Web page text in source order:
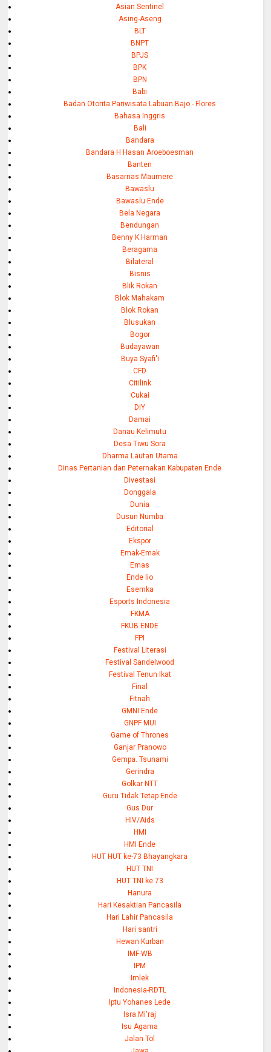
Asian Sentinel
Asing-Aseng
BLT
BNPT
BPJS
BPK
BPN
Babi
Badan Otorita Pariwisata Labuan Bajo - Flores
Bahasa Inggris
Bali
Bandara
Bandara H Hasan Aroeboesman
Banten
Basarnas Maumere
Bawaslu
Bawaslu Ende
Bela Negara
Bendungan
Benny K Harman
Beragama
Bilateral
Bisnis
Blik Rokan
Blok Mahakam
Blok Rokan
Blusukan
Bogor
Budayawan
Buya Syafi'i
CFD
Citilink
Cukai
DIY
Damai
Danau Kelimutu
Desa Tiwu Sora
Dharma Lautan Utama
Dinas Pertanian dan Peternakan Kabupaten Ende
Divestasi
Donggala
Dunia
Dusun Numba
Editorial
Ekspor
Emak-Emak
Emas
Ende lio
Esemka
Esports Indonesia
FKMA
FKUB ENDE
FPI
Festival Literasi
Festival Sandelwood
Festival Tenun Ikat
Final
Fitnah
GMNI Ende
GNPF MUI
Game of Thrones
Ganjar Pranowo
Gempa. Tsunami
Gerindra
Golkar NTT
Guru Tidak Tetap Ende
Gus Dur
HIV/Aids
HMI
HMI Ende
HUT HUT ke-73 Bhayangkara
HUT TNI
HUT TNI ke 73
Hanura
Hari Kesaktian Pancasila
Hari Lahir Pancasila
Hari santri
Hewan Kurban
IMF-WB
IPM
Imlek
Indonesia-RDTL
Iptu Yohanes Lede
Isra Mi'raj
Isu Agama
Jalan Tol